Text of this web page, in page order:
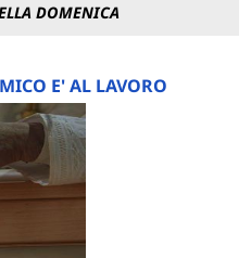
DOMENICA
E' AL LAVORO